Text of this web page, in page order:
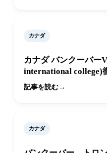
カナダ
カナダ バンクーバー
international college)
記事を読む
カナダ